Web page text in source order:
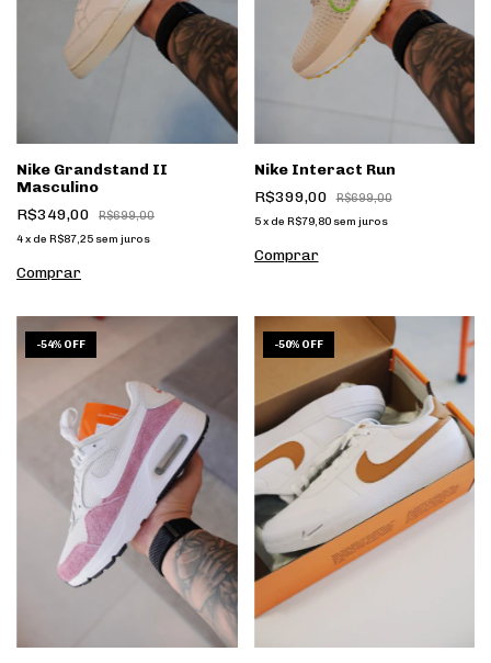
Nike Grandstand II
Masculino
R$349,00
R$699,00
4x de R$87,25 sem juros
Comprar
Nike Interact Run
R$399,00
R$699,00
5 x de R$79,80 sem juros
Comprar
1/7
-54% OFF
1/7
-50% OFF